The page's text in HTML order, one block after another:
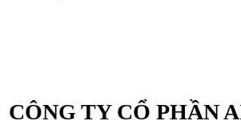
CÔNG TY CỔ PHẦN